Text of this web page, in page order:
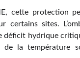
cette protection
certains sites.
hydrique
la température